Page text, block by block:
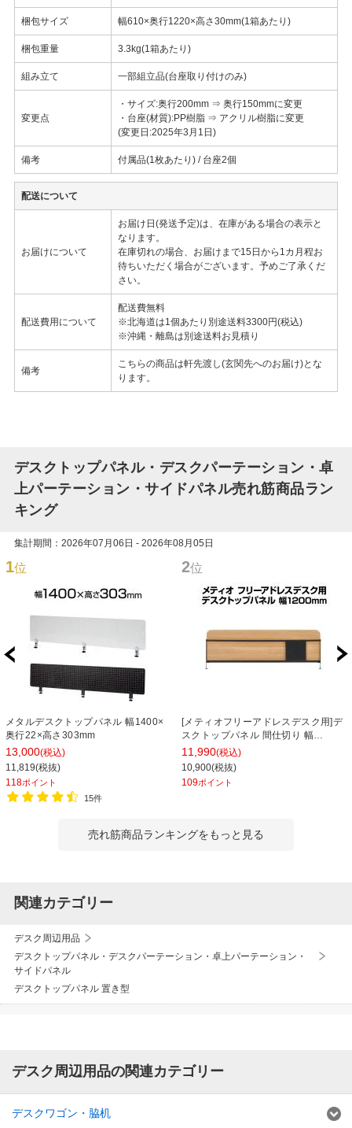
梱包サイズ 幅610×奥行1220×高さ30mm(1箱あたり)
梱包重量 3.3kg(1箱あたり)
組み立て 一部組立品(台座取り付けのみ)
変更点
・サイズ:奥行200mm ⇒ 奥行150mmに変更
・台座(材質):PP樹脂 ⇒ アクリル樹脂に変更
(変更日:2025年3月1日)
備考 付属品(1枚あたり) / 台座2個
配送について
お届けについて
お届け日(発送予定)は、在庫がある場合の表示と
なります。
在庫切れの場合、お届けまで15日から1カ月程お
待ちいただく場合がございます。予めご了承くだ
さい。
配送費用について
配送費無料
※北海道は1個あたり別途送料3300円(税込)
※沖縄・離島は別途送料お見積り
備考
こちらの商品は軒先渡し(玄関先へのお届け)とな
ります。
デスクトップパネル・デスクパーテーション・卓
上パーテーション・サイドパネル売れ筋商品ラン
キング
集計期間：2026年07月06日 - 2026年08月05日
1位
メタルデスクトップパネル 幅1400×
奥行22×高さ303mm
13,000(税込)
11,819(税抜)
118ポイント
15件
2位
[メティオフリーアドレスデスク用]デ
スクトップパネル 間仕切り 幅
1200mm用
11,990(税込)
10,900(税抜)
109ポイント
売れ筋商品ランキングをもっと見る
関連カテゴリー
デスク周辺用品
デスクトップパネル・デスクパーテーション・卓上パーテーション・
サイドパネル
デスクトップパネル 置き型
デスク周辺用品の関連カテゴリー
デスクワゴン・脇机